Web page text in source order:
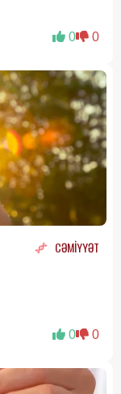
0 0
CƏMİYYƏT
0 0